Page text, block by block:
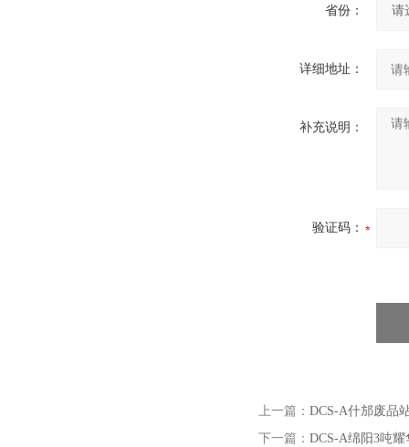
省份：
详细地址：
补充说明：
验证码：
上一篇： DCS-A什邡废品
下一篇： DCS-A绵阳3吨